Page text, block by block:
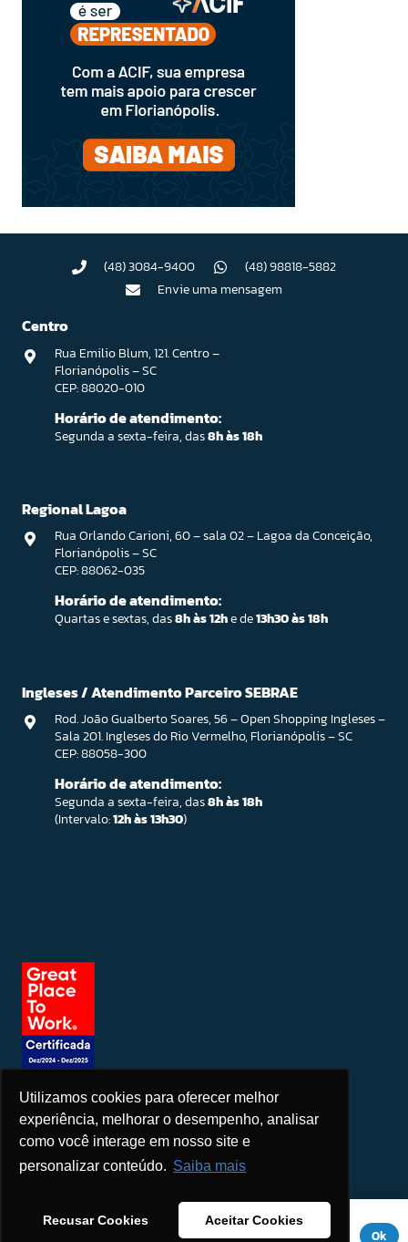
Utilizamos cookies para oferecer melhor
experiência, melhorar o desempenho, analisar
como você interage em nosso site e
personalizar conteúdo. Saiba mais
Recusar Cookies Aceitar Cookies
(48) 3084-9400
(48) 98818-5882
Envie uma mensagem
Centro
Rua Emilio Blum, 121. Centro –
Florianópolis – SC
CEP: 88020-010
Horário de atendimento:
Segunda a sexta-feira, das8h às 18h
Regional Lagoa
Rua Orlando Carioni, 60 – sala 02 – Lagoa da Conceição,
Florianópolis – SC
CEP: 88062-035
Horário de atendimento:
Quartas e sextas, das8h às 12he de13h30 às 18h
Ingleses / Atendimento Parceiro SEBRAE
Rod. João Gualberto Soares, 56 – Open Shopping Ingleses –
Sala 201. Ingleses do Rio Vermelho, Florianópolis – SC
CEP: 88058-300
Horário de atendimento:
Segunda a sexta-feira, das8h às 18h
(Intervalo:12h às 13h30)
Seja um patrocinador
Este site usa cookies para melhorar sua experiência. Se você
continuar a usar este site, você concorda com ele.Aviso de Ok